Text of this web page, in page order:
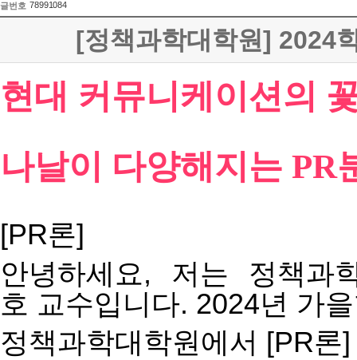
글번호 78991084
[정책과학대학원] 2024
현대 커뮤니케이션의
나날이 다양해지는
[PR론]
안녕하세요 , 저는
정책과
호 교수입니다. 2024년 가
정책과학대학원에서 [PR론